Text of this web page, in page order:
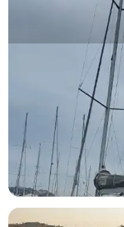
Fethiye, Muğla
Fethiye Day Alquiler
Budget Sailing Boat,
Con capitan
Navegacion 8 Pers. · 2
Mas bajo
26.000 TL